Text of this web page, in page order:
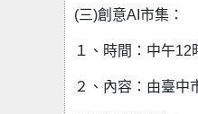
(三)創意AI市集：
１、時間：中午12
２、內容：由臺中